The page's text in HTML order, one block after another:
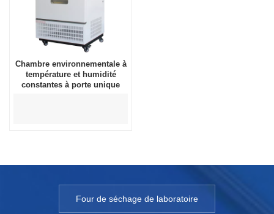
Chambre environnementale à
température et humidité
constantes à porte unique
Four de séchage de laboratoire